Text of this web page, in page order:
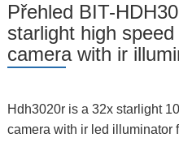
Přehled BIT-
starlight high
camera with ir
Hdh3020r is a 32x starlight
camera with ir led illuminator